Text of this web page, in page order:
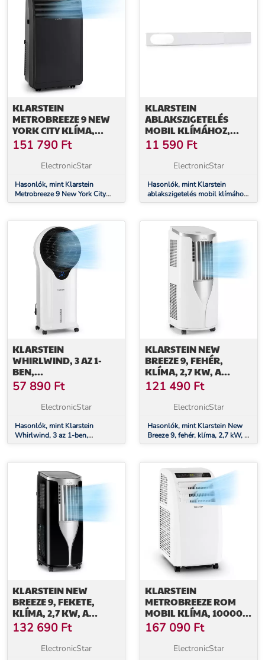
KLARSTEIN
METROBREEZE 9 NEW
YORK CITY KLÍMA,
2600W, 9000 BTU/H,
IDŐZÍTŐ, FEKETE
151 790 Ft
ElectronicStar
Hasonlók, mint Klarstein
Metrobreeze 9 New York City
klíma, 2600W, 9000 BTU/h,
KLARSTEIN
ABLAKSZIGETELÉS
MOBIL KLÍMÁHOZ,
TOLÓABLAKRA
RÖGZÍTÉS, PVC
11 590 Ft
ElectronicStar
Hasonlók, mint Klarstein
ablakszigetelés mobil klímához,
tolóablakra rögzítés, PVC
KLARSTEIN
WHIRLWIND, 3 AZ 1-
BEN,
KLÍMABERENDEZÉS,
VENTILÁTOR,
LÉGHŰTŐ, PÁRÁSÍTÓ,
57 890 Ft
ElectronicStar
Hasonlók, mint Klarstein
Whirlwind, 3 az 1-ben,
klímaberendezés, ventilátor,
KLARSTEIN NEW
BREEZE 9, FEHÉR,
KLÍMA, 2,7 KW, A
ENERGIAHATÉKONYSÁGI
OSZTÁLY, TÁVIRÁNYÍTÓ
121 490 Ft
ElectronicStar
Hasonlók, mint Klarstein New
Breeze 9, fehér, klíma, 2,7 kW, A
energiahatékonysági osztály,
KLARSTEIN NEW
BREEZE 9, FEKETE,
KLÍMA, 2,7 KW, A
ENERGIAHATÉKONYSÁGI
OSZTÁLY, TÁVIRÁNYÍTÓ
132 690 Ft
ElectronicStar
KLARSTEIN
METROBREEZE ROM
MOBIL KLÍMA, 10000
BTU, A+ OSZTÁLY,
TÁVIRÁNYÍTÓ, FEHÉR
167 090 Ft
ElectronicStar